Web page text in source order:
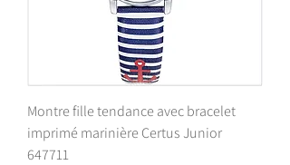
Montre fille tendance avec bracelet
imprimé marinière Certus Junior
647711